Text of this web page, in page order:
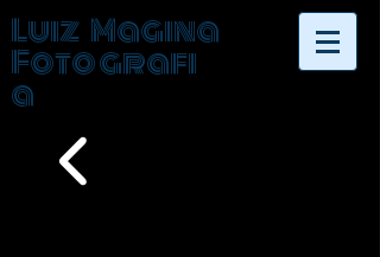
Luiz Magina
Fotografi
a